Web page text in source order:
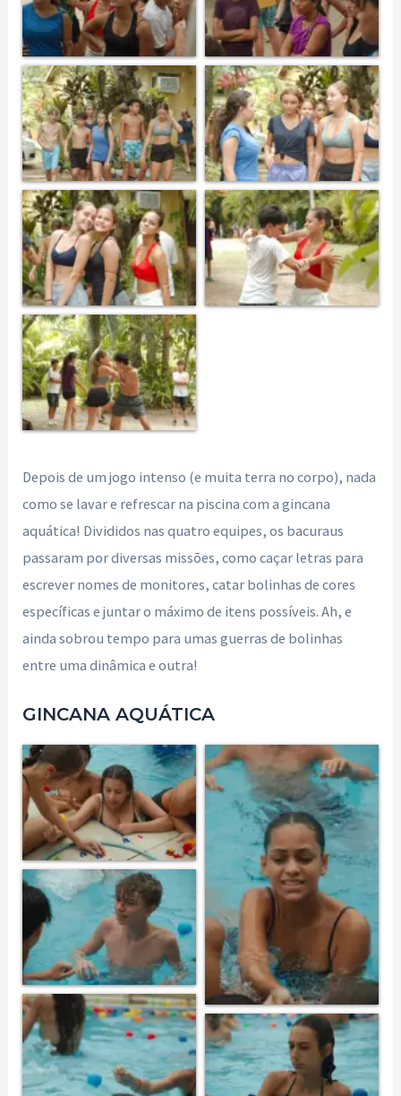
Depois de um jogo intenso (e muita terra no corpo), nada
como se lavar e refrescar na piscina com a gincana
aquática! Divididos nas quatro equipes, os bacuraus
passaram por diversas missões, como caçar letras para
escrever nomes de monitores, catar bolinhas de cores
específicas e juntar o máximo de itens possíveis. Ah, e
ainda sobrou tempo para umas guerras de bolinhas
entre uma dinâmica e outra!
GINCANA AQUÁTICA